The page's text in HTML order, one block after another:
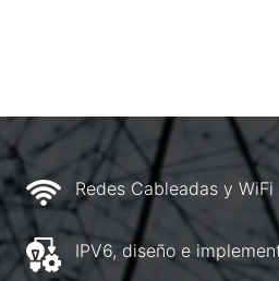
Redes Cableadas y WiFi
IPV6, diseño e